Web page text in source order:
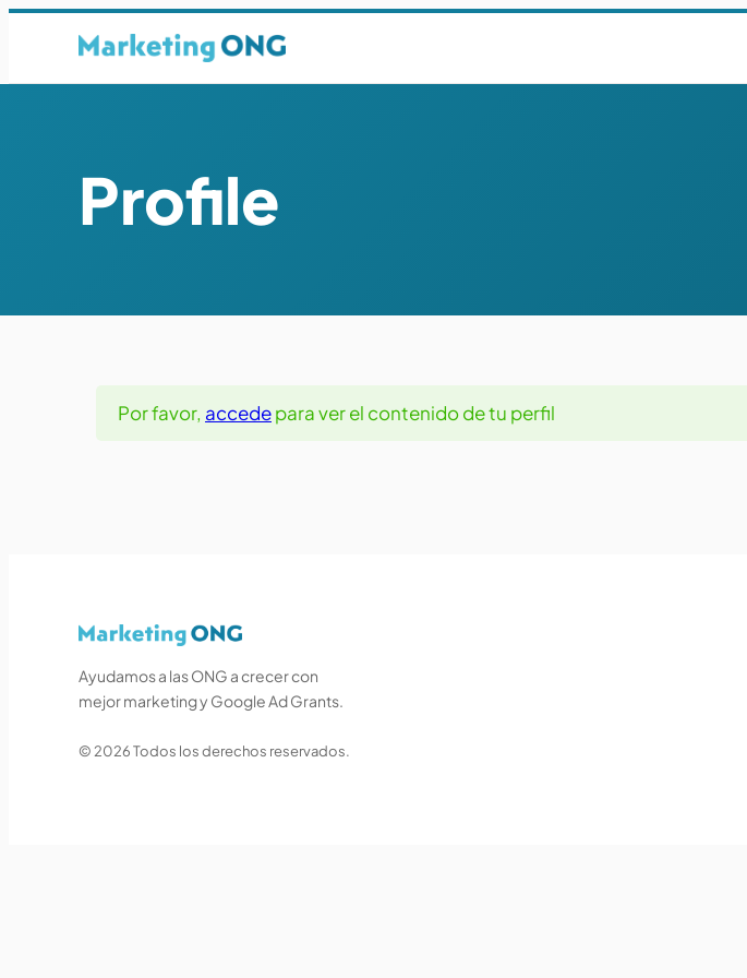
Profile
Por favor, accedepara ver el contenido de tu perfil
Ayudamos a las ONG a crecer con
mejor marketing y Google Ad Grants.
© 2026 Todos los derechos reservados.